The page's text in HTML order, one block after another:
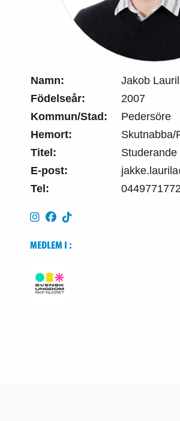
Namn:
Jakob
Födelseår:
2007
Kommun/Stad:
Pedersöre
Hemort:
Skutnabba/
Titel:
Studerande
E-post:
Tel:
MEDLEM I :